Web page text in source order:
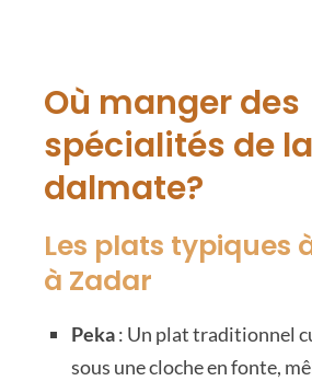
Où manger des
spécialités de
dalmate?
Les plats typiques
à Zadar
Peka: Un plat traditionnel
sous une cloche en fonte,